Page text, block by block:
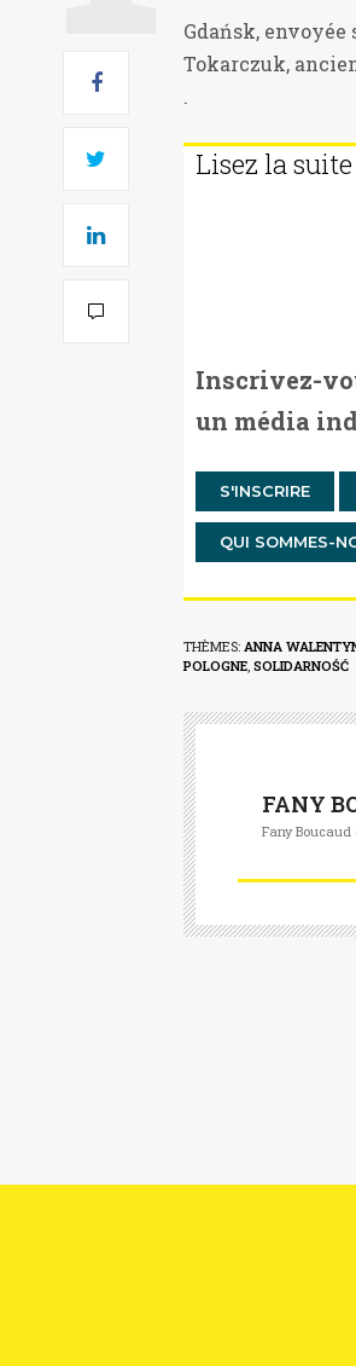
Gdańsk,
Tokarczuk,
.
Lisez la
Inscrivez-
un média
S'INSCRIRE
QUI SOMMES-
THÈMES: ANNA
POLOGNE, SOLIDARNOŚĆ
FANY
Fany